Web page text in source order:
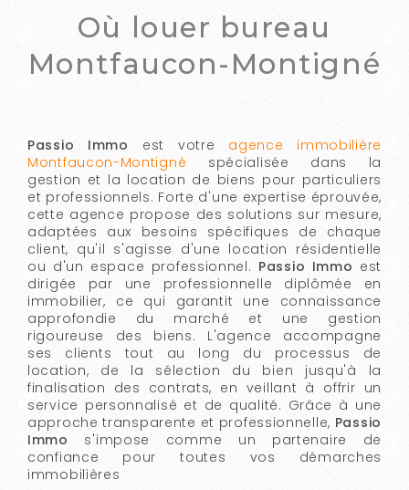
Où louer bureau
Montfaucon-Montigné
Passio Immo est votre agence immobilière
Montfaucon-Montigné spécialisée dans la
gestion et la location de biens pour particuliers
et professionnels. Forte d'une expertise éprouvée,
cette agence propose des solutions sur mesure,
adaptées aux besoins spécifiques de chaque
client, qu'il s'agisse d'une location résidentielle
ou d'un espace professionnel. Passio Immo est
dirigée par une professionnelle diplômée en
immobilier, ce qui garantit une connaissance
approfondie du marché et une gestion
rigoureuse des biens. L'agence accompagne
ses clients tout au long du processus de
location, de la sélection du bien jusqu'à la
finalisation des contrats, en veillant à offrir un
service personnalisé et de qualité. Grâce à une
approche transparente et professionnelle, Passio
Immo s'impose comme un partenaire de
confiance pour toutes vos démarches
immobilières